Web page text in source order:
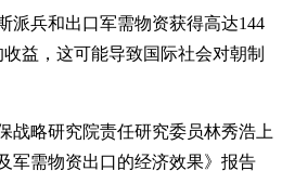
派兵和出口军需物资获得高达144
益，这可能导致国际社会对朝制
战略研究院责任研究委员林秀浩上
军需物资出口的经济效果》报告